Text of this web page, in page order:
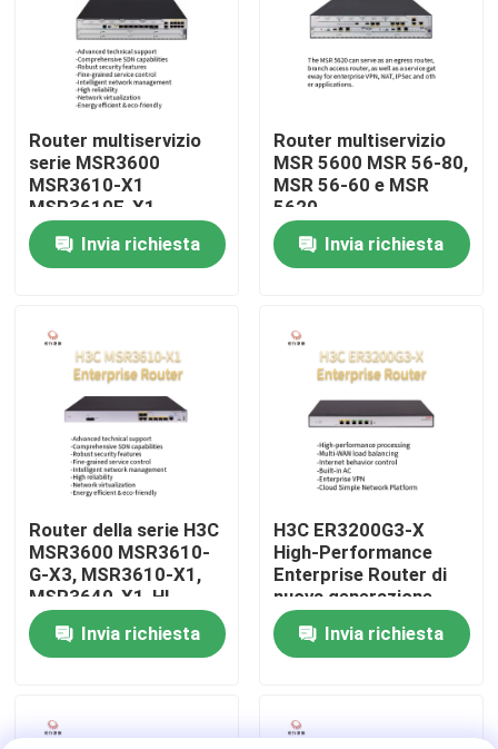
Casa.
Prodotti
Su di noi
Controllo della qualità
Contattaci
Notizie
Casi
Server di stoccaggio di scaffale
Router multiservizio
serie MSR3600
MSR3610-X1
MSR3610E-X1
MSR3640-X1-HI
MSR3640-X1
MSR3640-G
Invia richiesta
Router multiservizio
MSR 5600 MSR 56-80,
MSR 56-60 e MSR
5620
Invia richiesta
Router della serie H3C
MSR3600 MSR3610-
G-X3, MSR3610-X1,
MSR3640-X1-HI,
MSR3640-X1,
MSR3620-X1
Invia richiesta
H3C ER3200G3-X
High-Performance
Enterprise Router di
nuova generazione
Invia richiesta